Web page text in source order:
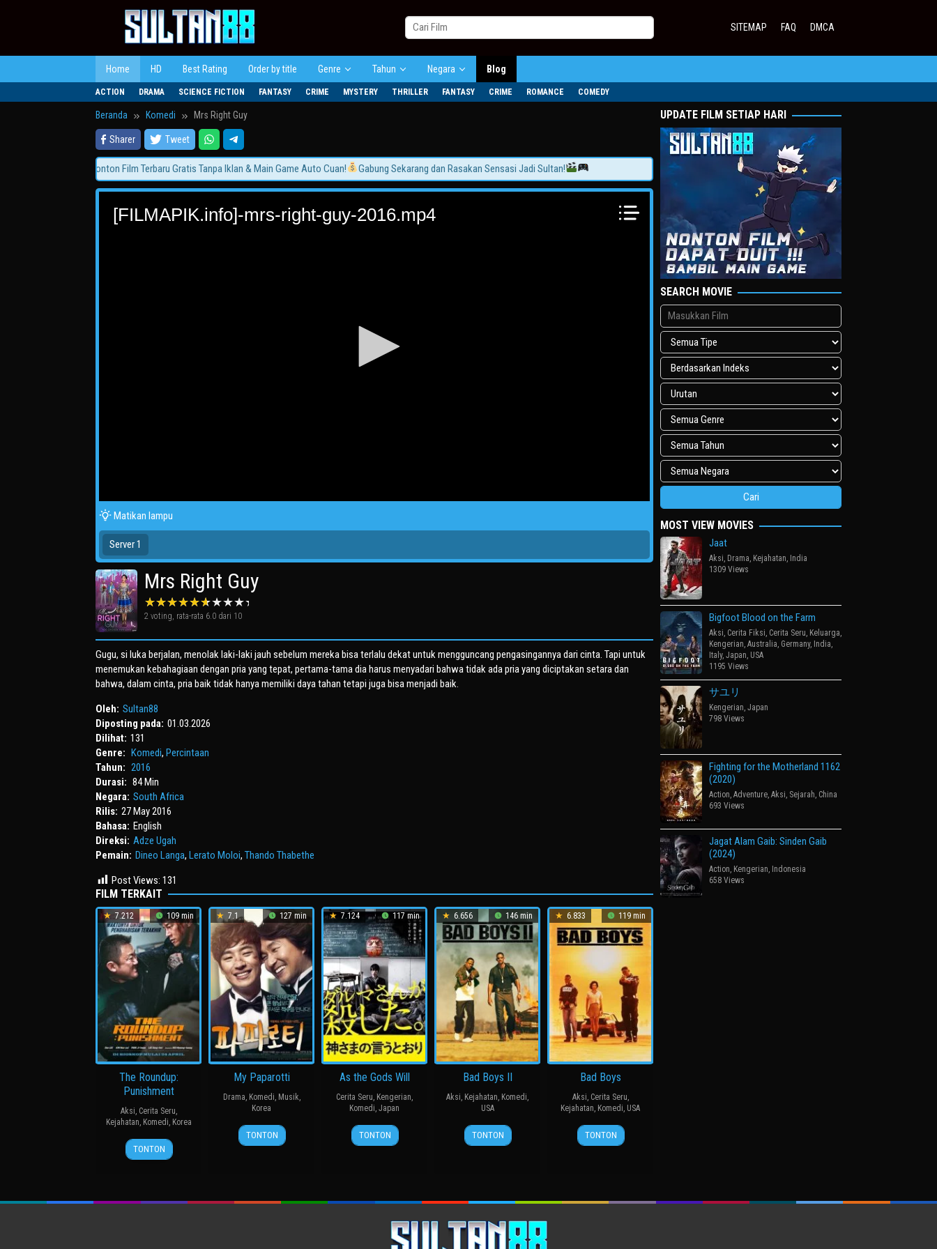
SITEMAP FAQ DMCA
Home HD Best Rating Order by title Genre Tahun Negara Blog
ACTION DRAMA SCIENCE FICTION FANTASY CRIME MYSTERY THRILLER FANTASY CRIME ROMANCE COMEDY
Beranda Komedi Mrs Right Guy
Sharer Tweet
SULTAN88 Hadir! Nonton Film Terbaru Gratis Tanpa Iklan & Main Game Auto Cuan! Gabung Sekarang dan Rasakan Sensasi Jadi Sultan!
Matikan lampu
Server 1
Mrs Right Guy
2 voting, rata-rata 6.0 dari 10
Gugu, si luka berjalan, menolak laki-laki jauh sebelum mereka bisa terlalu dekat untuk mengguncang pengasingannya dari cinta. Tapi untuk
menemukan kebahagiaan dengan pria yang tepat, pertama-tama dia harus menyadari bahwa tidak ada pria yang diciptakan setara dan
bahwa, dalam cinta, pria baik tidak hanya memiliki daya tahan tetapi juga bisa menjadi baik.
Oleh: Sultan88
Diposting pada: 01.03.2026
Dilihat: 131
Genre: Komedi, Percintaan
Tahun: 2016
Durasi: 84 Min
Negara: South Africa
Rilis: 27 May 2016
Bahasa: English
Direksi: Adze Ugah
Pemain: Dineo Langa, Lerato Moloi, Thando Thabethe
Post Views: 131
FILM TERKAIT
7.212 109 min
The Roundup:
Punishment
Aksi Cerita Seru
Kejahatan Komedi Korea
24
Apr
허
명
TONTON
7.1 127 min
My Paparotti
Drama Komedi Musik
Korea
14
Mar
윤
종
TONTON
7.124 117 min
As the Gods Will
Cerita Seru Kengerian
Komedi Japan
15
Nov
三
池
TONTON
6.656 146 min
Bad Boys II
Aksi Kejahatan Komedi
USA
18
Jul
Michael
Bay
TONTON
6.833 119 min
Bad Boys
Aksi Cerita Seru
Kejahatan Komedi USA
7
Apr
Michael
Bay
TONTON
UPDATE FILM SETIAP HARI
SEARCH MOVIE
MOST VIEW MOVIES
Jaat
Aksi, Drama, Kejahatan, India
1309 Views
Bigfoot Blood on the Farm
Aksi, Cerita Fiksi, Cerita Seru, Keluarga,
Kengerian, Australia, Germany, India,
Italy, Japan, USA
1195 Views
サユリ
Kengerian, Japan
798 Views
Fighting for the Motherland 1162
(2020)
Action, Adventure, Aksi, Sejarah, China
693 Views
Jagat Alam Gaib: Sinden Gaib
(2024)
Action, Kengerian, Indonesia
658 Views